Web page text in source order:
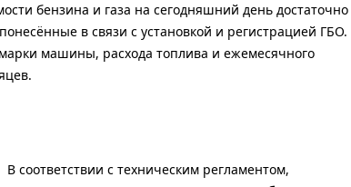
бензина и газа на сегодняшний день достаточно
в связи с установкой и регистрацией ГБО.
машины, расхода топлива и ежемесячного
В соответствии с техническим регламентом,